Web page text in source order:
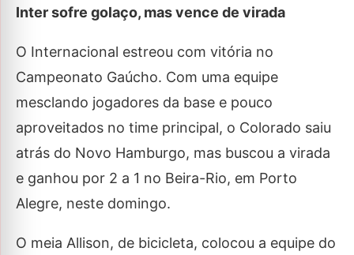
Inter sofre golaço, mas vence de virada
O Internacional estreou com vitória no
Campeonato Gaúcho. Com uma equipe
mesclando jogadores da base e pouco
aproveitados no time principal, o Colorado saiu
atrás do Novo Hamburgo, mas buscou a virada
e ganhou por 2 a 1 no Beira-Rio, em Porto
Alegre, neste domingo.
O meia Allison, de bicicleta, colocou a equipe do